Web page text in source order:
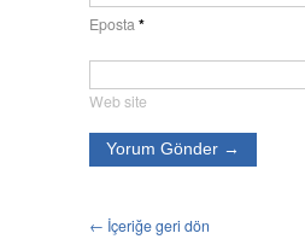
Eposta *
Web site
← İçeriğe geri dön